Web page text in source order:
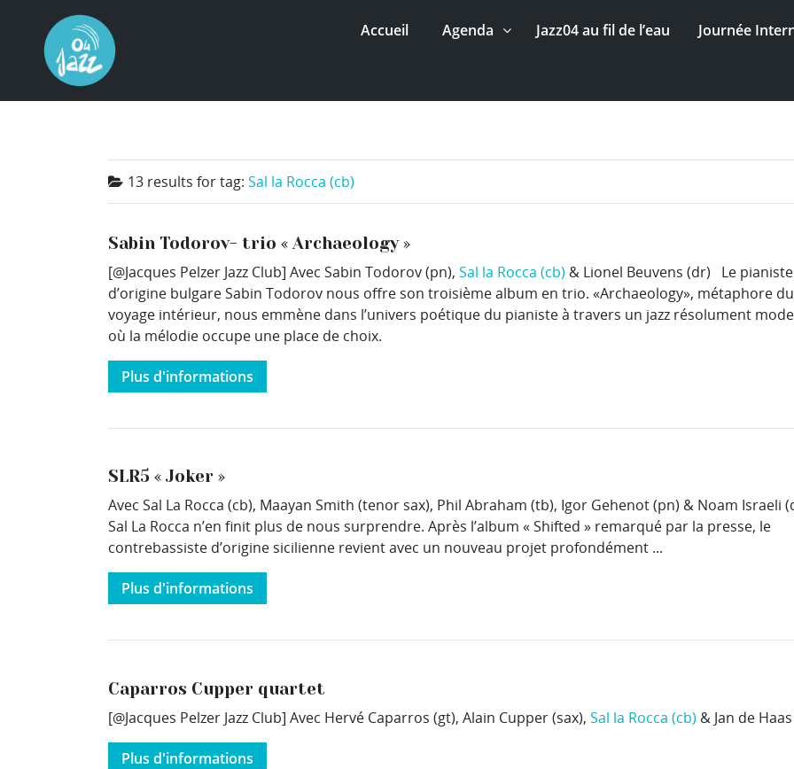
Accueil Agenda Jazz04 au fil de l’eau Journée
13 results fortag: Sal la Rocca (cb)
Sabin Todorov- trio « Archaeology »
[@Jacques Pelzer Jazz Club] Avec Sabin Todorov (pn), Sal la Rocca (cb) & Lionel Beuvens (dr) Le pianiste
d’origine bulgare Sabin Todorov nous offre son troisième album en trio. «Archaeology», métaphore du
voyage intérieur, nous emmène dans l’univers poétique du pianiste à travers un jazz résolument
où la mélodie occupe une place de choix.
Plus d'informations
SLR5 « Joker »
Avec Sal La Rocca (cb), Maayan Smith (tenor sax), Phil Abraham (tb), Igor Gehenot (pn) & Noam Israeli
Sal La Rocca n’en finit plus de nous surprendre. Après l’album « Shifted » remarqué par la presse, le
contrebassiste d’origine sicilienne revient avec un nouveau projet profondément ...
Plus d'informations
Caparros Cupper quartet
[@Jacques Pelzer Jazz Club] Avec Hervé Caparros (gt), Alain Cupper (sax), Sal la Rocca (cb) & Jan de
Plus d'informations